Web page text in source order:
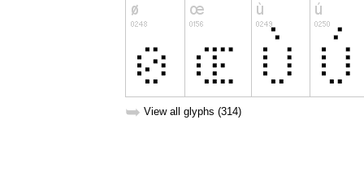
➥ View all glyphs (314)